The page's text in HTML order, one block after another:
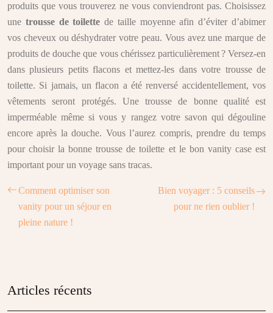
produits que vous trouverez ne vous conviendront pas. Choisissez
une trousse de toilette de taille moyenne afin d’éviter d’abimer
vos cheveux ou déshydrater votre peau. Vous avez une marque de
produits de douche que vous chérissez particulièrement ? Versez-en
dans plusieurs petits flacons et mettez-les dans votre trousse de
toilette. Si jamais, un flacon a été renversé accidentellement, vos
vêtements seront protégés. Une trousse de bonne qualité est
imperméable même si vous y rangez votre savon qui dégouline
encore après la douche. Vous l’aurez compris, prendre du temps
pour choisir la bonne trousse de toilette et le bon vanity case est
important pour un voyage sans tracas.
Comment optimiser son
vanity pour un séjour en
pleine nature !
Bien voyager : 5 conseils
pour ne rien oublier !
Articles récents